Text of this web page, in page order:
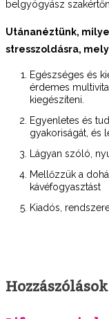
belgyógyász
Utánanéztünk,
stresszoldásra,
Egészséges és
érdemes
kiegészíteni.
Egyenletes és
gyakoriságát, és
Lágyan szóló,
Mellőzzük a
kávéfogyasztást
Kiadós,
Hozzászólások